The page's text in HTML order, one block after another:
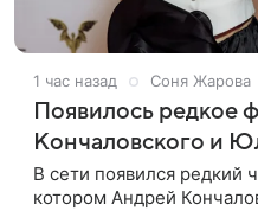
1 час назад Соня Жарова
Появилось редкое
Кончаловского и
В сети появился редкий
котором Андрей